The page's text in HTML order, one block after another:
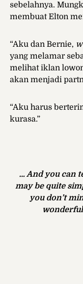
sebelahnya.
membuat Elton
“Aku dan Bernie,
yang melamar
melihat iklan
akan menjadi
“Aku harus
kurasa.”
… And you can
may be quite
you don’t